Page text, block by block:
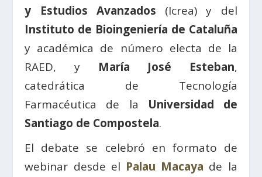
y Estudios Avanzados (Icrea) y del
Instituto de Bioingeniería de Cataluña
y académica de número electa de la
RAED, y María José Esteban,
catedrática de Tecnología
Farmacéutica de la Universidad de
Santiago de Compostela.
El debate se celebró en formato de
webinar desde el Palau Macaya de la